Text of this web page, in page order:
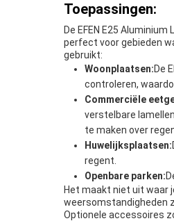
Toepassingen:
De EFEN E25
perfect voor gebieden
gebruikt:
Woonplaatsen:De
controleren,
Commerciële
verstelbare
te maken over
Huwelijksplaatsen:
regent.
Openbare parken:
Het maakt niet uit waar
weersomstandigheden
Optionele accessoires